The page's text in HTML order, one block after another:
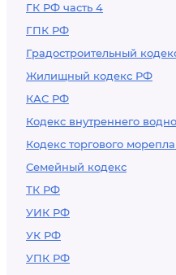
ГК РФ часть 4
ГПК РФ
Градостроительный
Жилищный кодекс РФ
КАС РФ
Кодекс внутреннего
Кодекс торгового
Семейный кодекс
ТК РФ
УИК РФ
УК РФ
УПК РФ